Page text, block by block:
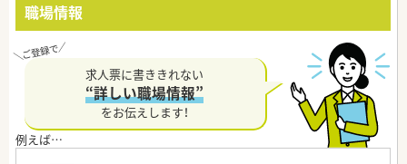
職場情報
求人票に書ききれない
“詳しい職場情報”
をお伝えします！